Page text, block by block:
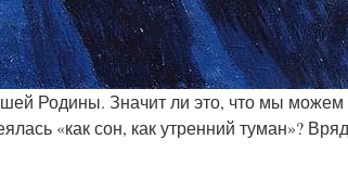
Родины. Значит ли это, что мы
«как сон, как утренний туман»?